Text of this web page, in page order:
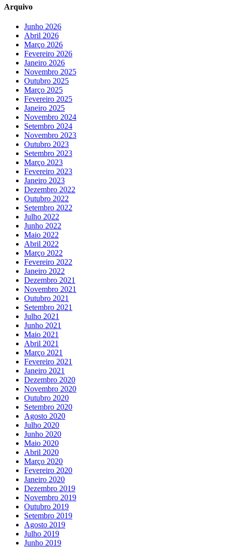
Arquivo
Junho 2026
Abril 2026
Março 2026
Fevereiro 2026
Janeiro 2026
Novembro 2025
Outubro 2025
Março 2025
Fevereiro 2025
Janeiro 2025
Novembro 2024
Setembro 2024
Novembro 2023
Outubro 2023
Setembro 2023
Março 2023
Fevereiro 2023
Janeiro 2023
Dezembro 2022
Outubro 2022
Setembro 2022
Julho 2022
Junho 2022
Maio 2022
Abril 2022
Março 2022
Fevereiro 2022
Janeiro 2022
Dezembro 2021
Novembro 2021
Outubro 2021
Setembro 2021
Julho 2021
Junho 2021
Maio 2021
Abril 2021
Março 2021
Fevereiro 2021
Janeiro 2021
Dezembro 2020
Novembro 2020
Outubro 2020
Setembro 2020
Agosto 2020
Julho 2020
Junho 2020
Maio 2020
Abril 2020
Março 2020
Fevereiro 2020
Janeiro 2020
Dezembro 2019
Novembro 2019
Outubro 2019
Setembro 2019
Agosto 2019
Julho 2019
Junho 2019